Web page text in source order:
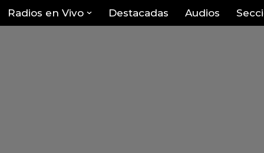
Radios en Vivo Destacadas Audios